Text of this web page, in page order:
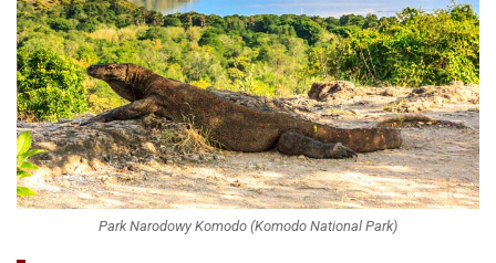
Park Narodowy Komodo (Komodo National Park)